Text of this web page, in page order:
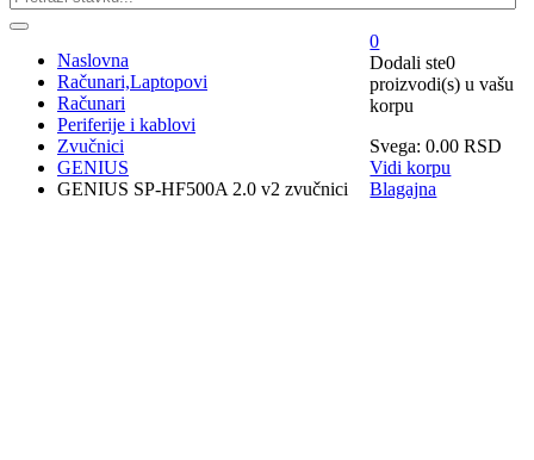
0
Dodali ste0
proizvodi(s) u vašu
korpu
Svega: 0.00RSD
Vidi korpu
Blagajna
Naslovna
Računari,Laptopovi
Računari
Periferije i kablovi
Zvučnici
GENIUS
GENIUS SP-HF500A 2.0 v2 zvučnici